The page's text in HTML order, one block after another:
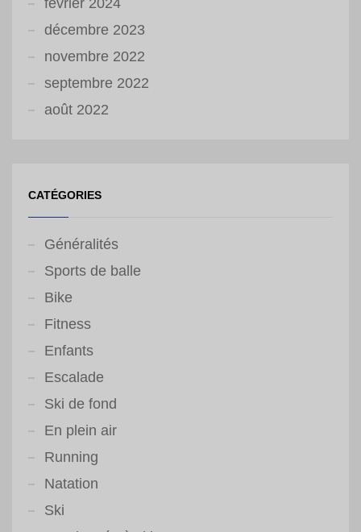
février 2024
décembre 2023
novembre 2022
septembre 2022
août 2022
CATÉGORIES
Généralités
Sports de balle
Bike
Fitness
Enfants
Escalade
Ski de fond
En plein air
Running
Natation
Ski